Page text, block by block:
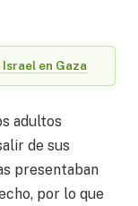
en Gaza
adultos
de sus
presentaban
por lo que